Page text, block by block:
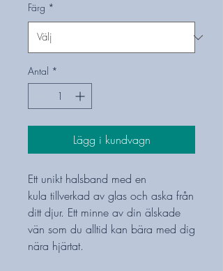
Färg *
Antal *
Lägg i kundvagn
Ett unikt halsband med en
kula tillverkad av glas och aska från
ditt djur. Ett minne av din älskade
vän som du alltid kan bära med dig
nära hjärtat.